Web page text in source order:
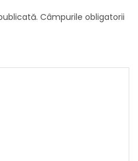
Câmpurile obligatorii